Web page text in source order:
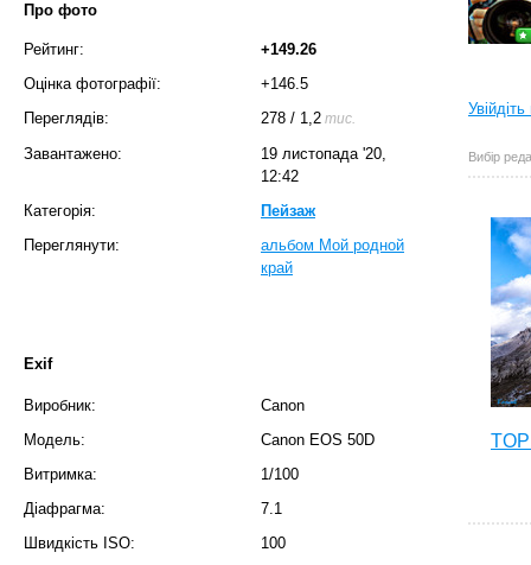
Про фото
Рейтинг:
+149.26
Оцінка фотографії:
+146.5
Переглядів:
278 / 1,2 тис.
Завантажено:
19 листопада '20,
12:42
Категорія:
Пейзаж
Переглянути:
альбом Мой родной
край
Exif
Виробник:
Canon
Модель:
Canon EOS 50D
Витримка:
1/100
Діафрагма:
7.1
Швидкість ISO:
100
Вибір